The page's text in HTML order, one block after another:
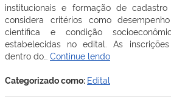
institucionais e formação de
considera critérios como
científica e condição
estabelecidas no edital. As
dentro do… Continue lendoEdital
Categorizado como: Edital